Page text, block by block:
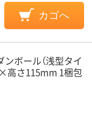
カゴへ
ンボール（浅型タイ
高さ115mm 1梱包